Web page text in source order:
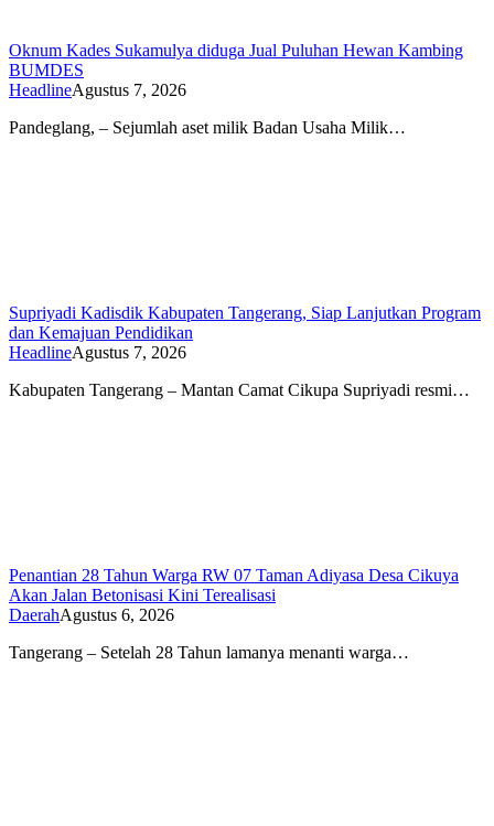
Oknum Kades Sukamulya diduga Jual Puluhan Hewan Kambing
BUMDES
HeadlineAgustus 7, 2026
Pandeglang, – Sejumlah aset milik Badan Usaha Milik…
Supriyadi Kadisdik Kabupaten Tangerang, Siap Lanjutkan Program
dan Kemajuan Pendidikan
HeadlineAgustus 7, 2026
Kabupaten Tangerang – Mantan Camat Cikupa Supriyadi resmi…
Penantian 28 Tahun Warga RW 07 Taman Adiyasa Desa Cikuya
Akan Jalan Betonisasi Kini Terealisasi
DaerahAgustus 6, 2026
Tangerang – Setelah 28 Tahun lamanya menanti warga…